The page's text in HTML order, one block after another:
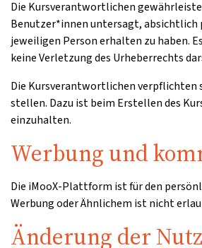
Die Kursverantwortlichen
Benutzer*innen untersagt, absichtlich
jeweiligen Person erhalten zu haben.
keine Verletzung des Urheberrechts
Die Kursverantwortlichen verpflichten
stellen. Dazu ist beim Erstellen des
einzuhalten.
Werbung und
Die iMooX-Plattform ist für den
Werbung oder Ähnlichem ist nicht
Änderung der